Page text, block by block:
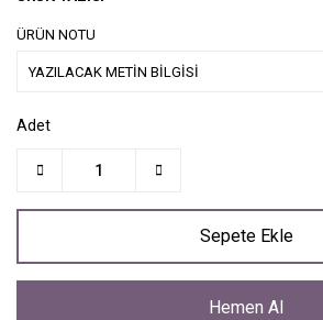
ÜRÜN NOTU
Adet
Sepete Ekle
Hemen Al